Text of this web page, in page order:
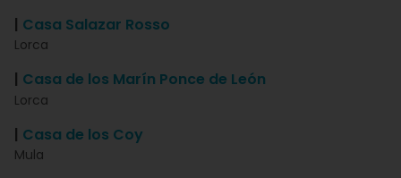
| Casa Salazar Rosso
Lorca
| Casa de los Marín Ponce de León
Lorca
| Casa de los Coy
Mula